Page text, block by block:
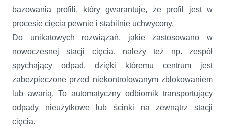
bazowania profili, który gwarantuje, że profil jest w
procesie cięcia pewnie i stabilnie uchwycony.
Do unikatowych rozwiązań, jakie zastosowano w
nowoczesnej stacji cięcia, należy też np. zespół
spychający odpad, dzięki któremu centrum jest
zabezpieczone przed niekontrolowanym zblokowaniem
lub awarią. To automatyczny odbiornik transportujący
odpady nieużytkowe lub ścinki na zewnątrz stacji
cięcia.